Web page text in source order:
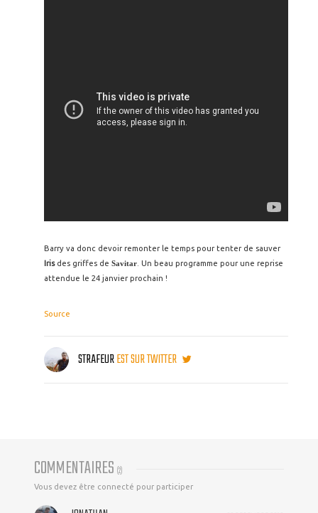
Barry va donc devoir remonter le temps pour tenter de sauver
Iris des griffes de Savitar . Un beau programme pour une reprise
attendue le 24 janvier prochain !
Source
STRAFEUREST SUR TWITTER
COMMENTAIRES (2)
Vous devez être connecté pour participer